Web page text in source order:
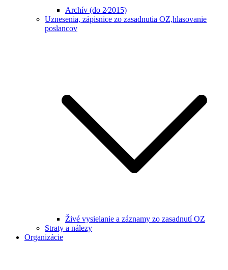
Archív (do 2⁄2015)
Uznesenia, zápisnice zo zasadnutia OZ,hlasovanie
poslancov
Živé vysielanie a záznamy zo zasadnutí OZ
Straty a nálezy
Organizácie